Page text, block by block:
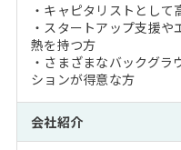
・キャピタリストとし
・スタートアップ支援
熱を持つ方
・さまざまなバックグ
ションが得意な方
会社紹介